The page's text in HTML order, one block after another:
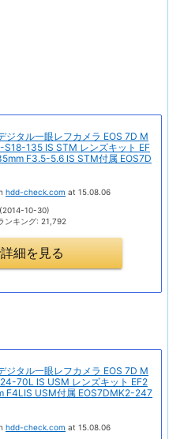
ジタル一眼レフカメラ EOS 7D M
S18-135 IS STM レンズキット EF
F3.5-5.6 IS STM付属 EOS7D
hdd-check.com at 15.08.06
10-30)
ンキング: 21,792
細を見る
ジタル一眼レフカメラ EOS 7D M
70L IS USM レンズキット EF2
F4LIS USM付属 EOS7DMK2-247
hdd-check.com at 15.08.06